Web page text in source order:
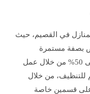
في القصيم، حيث
بصفة مستمرة
وخصومات هائلة ل ربة المنزل قد تصل إلى 50% من خلال عمل
للتنظيف، من خلال
على قسمين خاصة